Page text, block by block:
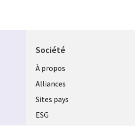
Société
À propos
Alliances
Sites pays
ESG